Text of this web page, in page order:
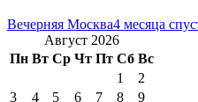
Вечерняя Москва4 месяца
Август 2026
Пн Вт Ср Чт Пт Сб Вс
1
2
3
4 5 6 7 8 9